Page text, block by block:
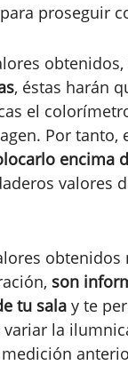
proseguir
, éstas harán
el
Por tanto,
encima
valores
obtenidos
son
tu sala y te
la